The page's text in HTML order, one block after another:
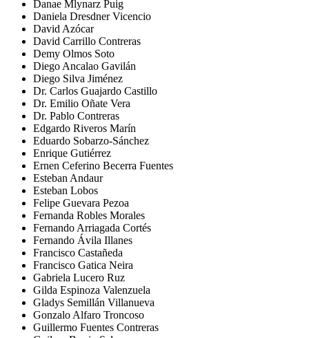
Danae Mlynarz Puig
Daniela Dresdner Vicencio
David Azócar
David Carrillo Contreras
Demy Olmos Soto
Diego Ancalao Gavilán
Diego Silva Jiménez
Dr. Carlos Guajardo Castillo
Dr. Emilio Oñate Vera
Dr. Pablo Contreras
Edgardo Riveros Marín
Eduardo Sobarzo-Sánchez
Enrique Gutiérrez
Ernen Ceferino Becerra Fuentes
Esteban Andaur
Esteban Lobos
Felipe Guevara Pezoa
Fernanda Robles Morales
Fernando Arriagada Cortés
Fernando Ávila Illanes
Francisco Castañeda
Francisco Gatica Neira
Gabriela Lucero Ruz
Gilda Espinoza Valenzuela
Gladys Semillán Villanueva
Gonzalo Alfaro Troncoso
Guillermo Fuentes Contreras